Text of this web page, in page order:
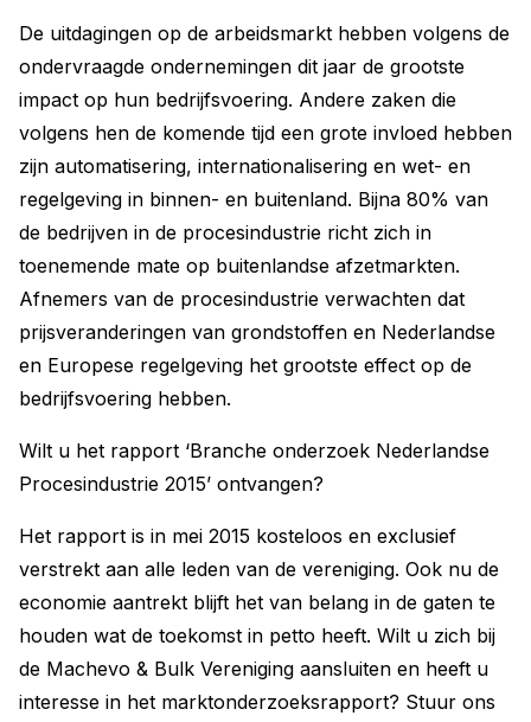
De uitdagingen op de arbeidsmarkt hebben volgens de
ondervraagde ondernemingen dit jaar de grootste
impact op hun bedrijfsvoering. Andere zaken die
volgens hen de komende tijd een grote invloed hebben
zijn automatisering, internationalisering en wet- en
regelgeving in binnen- en buitenland. Bijna 80% van
de bedrijven in de procesindustrie richt zich in
toenemende mate op buitenlandse afzetmarkten.
Afnemers van de procesindustrie verwachten dat
prijsveranderingen van grondstoffen en Nederlandse
en Europese regelgeving het grootste effect op de
bedrijfsvoering hebben.
Wilt u het rapport ‘Branche onderzoek Nederlandse
Procesindustrie 2015’ ontvangen?
Het rapport is in mei 2015 kosteloos en exclusief
verstrekt aan alle leden van de vereniging. Ook nu de
economie aantrekt blijft het van belang in de gaten te
houden wat de toekomst in petto heeft. Wilt u zich bij
de Machevo & Bulk Vereniging aansluiten en heeft u
interesse in het marktonderzoeksrapport? Stuur ons